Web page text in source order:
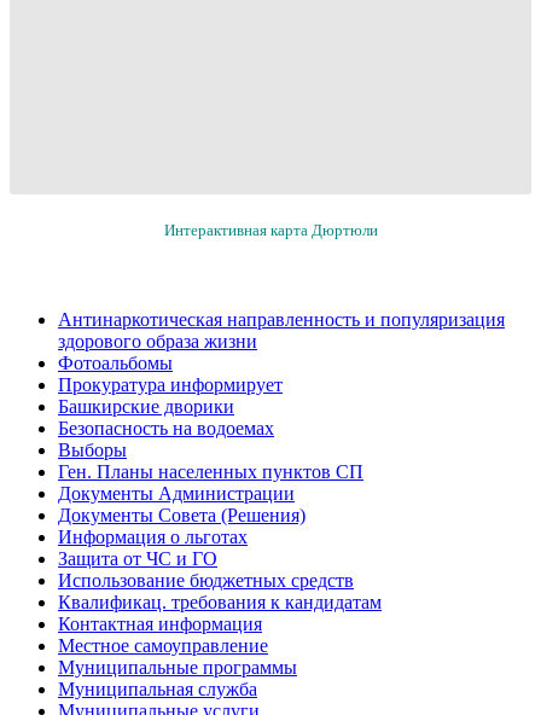
Интерактивная карта Дюртюли
Антинаркотическая направленность и популяризация
здорового образа жизни
Фотоальбомы
Прокуратура информирует
Башкирские дворики
Безопасность на водоемах
Выборы
Ген. Планы населенных пунктов СП
Документы Администрации
Документы Совета (Решения)
Информация о льготах
Защита от ЧС и ГО
Использование бюджетных средств
Квалификац. требования к кандидатам
Контактная информация
Местное самоуправление
Муниципальные программы
Муниципальная служба
Муниципальные услуги